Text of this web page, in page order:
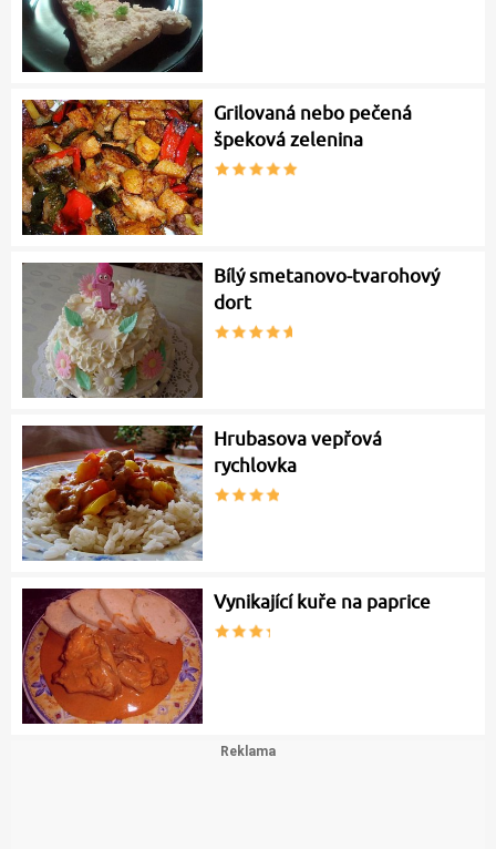
Grilovaná nebo pečená
špeková zelenina
Bílý smetanovo-tvarohový
dort
Hrubasova vepřová
rychlovka
Vynikající kuře na paprice